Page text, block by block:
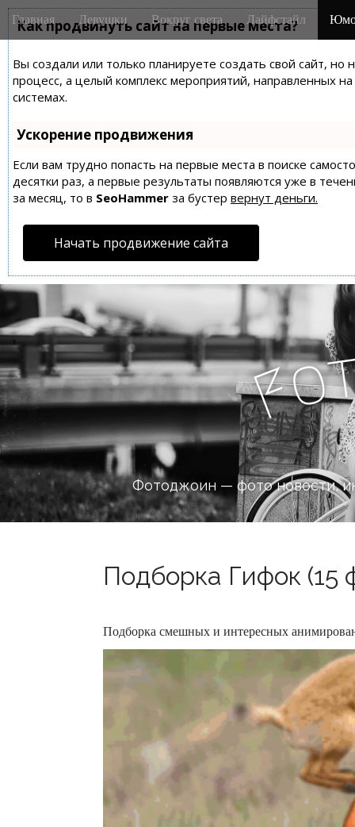
Как продвинуть сайт на первые места?
Вы создали или только планируете создать свой сайт,
процесс, а целый комплекс мероприятий, направленных
системах.
Ускорение продвижения
Если вам трудно попасть на первые места в поиске
десятки раз, а первые результаты появляются уже в
за месяц, то в SeoHammer за бустер вернут деньги.
Начать продвижение сайта
M
a
n
m
e
n
u
i
Главная Девушки Вокруг света Лайфстайл
Fo
Фотоджоин — фото новости,
Подборка Гифок (15
Подборка смешных и интересных